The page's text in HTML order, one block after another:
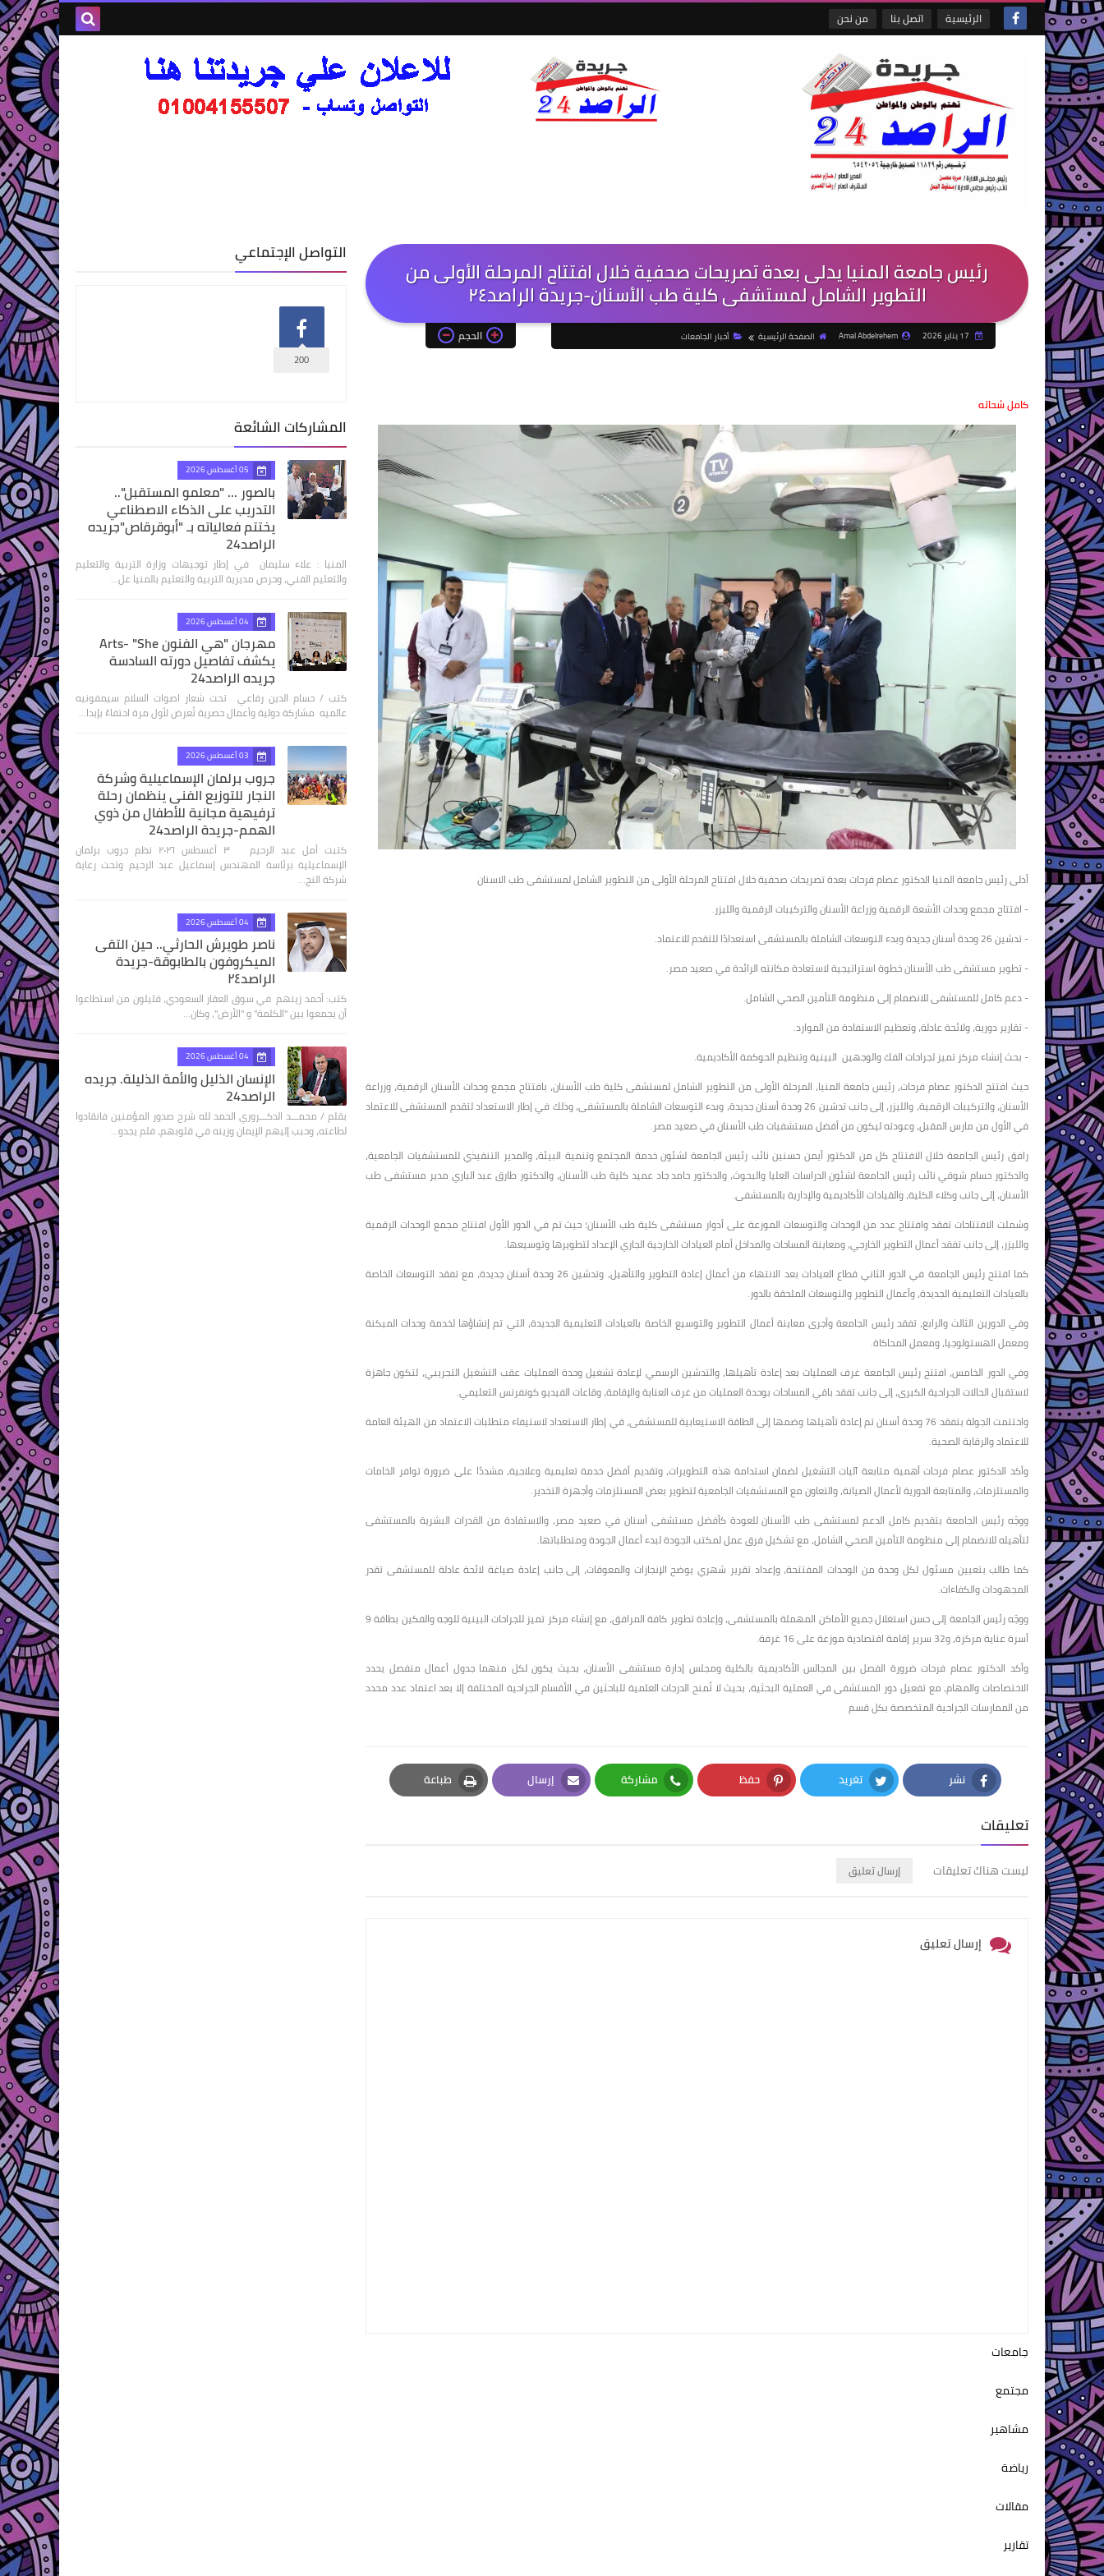
الرئيسية اتصل بنا من نحن
رئيس جامعة المنيا يدلى بعدة تصريحات صحفية خلال افتتاح المرحلة الأولى من
التطوير الشامل لمستشفى كلية طب الأسنان-جريدة الراصد٢٤
Amal Abdelrehem الصفحة الرئيسية أخبار الجامعات الحجم
كامل شحاته
أدلى رئيس جامعة المنيا الدكتور عصام فرحات بعدة تصريحات صحفية خلال افتتاح المرحلة الأولى من التطوير الشامل لمستشفى طب الاسنان
- افتتاح مجمع وحدات الأشعة الرقمية وزراعة الأسنان والتركيبات الرقمية والليزر.
- تدشين 26 وحدة أسنان جديدة وبدء التوسعات الشاملة بالمستشفى استعدادًا للتقدم للاعتماد.
- تطوير مستشفى طب الأسنان خطوة استراتيجية لاستعادة مكانته الرائدة في صعيد مصر.
- دعم كامل للمستشفى للانضمام إلى منظومة التأمين الصحي الشامل.
- تقارير دورية، ولائحة عادلة، وتعظيم الاستفادة من الموارد.
- بحث إنشاء مركز تميز لجراحات الفك والوجهين البينية وتنظيم الحوكمة الأكاديمية.
حيث افتتح الدكتور عصام فرحات، رئيس جامعة المنيا، المرحلة الأولى من التطوير الشامل لمستشفى كلية طب الأسنان، بافتتاح مجمع وحدات الأسنان الرقمية، وزراعة
الأسنان، والتركيبات الرقمية، والليزر، إلى جانب تدشين 26 وحدة أسنان جديدة، وبدء التوسعات الشاملة بالمستشفى، وذلك في إطار الاستعداد لتقدم المستشفى للاعتماد
في الأول من مارس المقبل، وعودته ليكون من أفضل مستشفيات طب الأسنان في صعيد مصر.
رافق رئيس الجامعة خلال الافتتاح كل من الدكتور أيمن حسنين نائب رئيس الجامعة لشئون خدمة المجتمع وتنمية البيئة، والمدير التنفيذي للمستشفيات الجامعية،
والدكتور حسام شوقي نائب رئيس الجامعة لشئون الدراسات العليا والبحوث، والدكتور حامد جاد عميد كلية طب الأسنان، والدكتور طارق عبد الباري مدير مستشفى طب
الأسنان، إلى جانب وكلاء الكلية، والقيادات الأكاديمية والإدارية بالمستشفى.
وشملت الافتتاحات تفقد وافتتاح عدد من الوحدات والتوسعات الموزعة على أدوار مستشفى كلية طب الأسنان؛ حيث تم في الدور الأول افتتاح مجمع الوحدات الرقمية
والليزر، إلى جانب تفقد أعمال التطوير الخارجي، ومعاينة المساحات والمداخل أمام العيادات الخارجية الجاري الإعداد لتطويرها وتوسيعها.
كما افتتح رئيس الجامعة في الدور الثاني قطاع العيادات بعد الانتهاء من أعمال إعادة التطوير والتأهيل، وتدشين 26 وحدة أسنان جديدة، مع تفقد التوسعات الخاصة
بالعيادات التعليمية الجديدة، وأعمال التطوير والتوسعات الملحقة بالدور.
وفي الدورين الثالث والرابع، تفقد رئيس الجامعة وأجرى معاينة أعمال التطوير والتوسيع الخاصة بالعيادات التعليمية الجديدة، التي تم إنشاؤها لخدمة وحدات الميكنة
ومعمل الهستولوجيا، ومعمل المحاكاة.
وفي الدور الخامس، افتتح رئيس الجامعة غرف العمليات بعد إعادة تأهيلها، والتدشين الرسمي لإعادة تشغيل وحدة العمليات عقب التشغيل التجريبي، لتكون جاهزة
لاستقبال الحالات الجراحية الكبرى، إلى جانب تفقد باقي المساحات بوحدة العمليات من غرف العناية والإقامة، وقاعات الفيديو كونفرنس التعليمي.
واختتمت الجولة بتفقد 76 وحدة أسنان تم إعادة تأهيلها وضمها إلى الطاقة الاستيعابية للمستشفى، في إطار الاستعداد لاستيفاء متطلبات الاعتماد من الهيئة العامة
للاعتماد والرقابة الصحية.
وأكد الدكتور عصام فرحات أهمية متابعة آليات التشغيل لضمان استدامة هذه التطويرات، وتقديم أفضل خدمة تعليمية وعلاجية، مشددًا على ضرورة توافر الخامات
والمستلزمات، والمتابعة الدورية لأعمال الصيانة، والتعاون مع المستشفيات الجامعية لتطوير بعض المستلزمات وأجهزة التخدير.
ووجّه رئيس الجامعة بتقديم كامل الدعم لمستشفى طب الأسنان للعودة كأفضل مستشفى أسنان في صعيد مصر، والاستفادة من القدرات البشرية بالمستشفى
لتأهيله للانضمام إلى منظومة التأمين الصحي الشامل، مع تشكيل فرق عمل لمكتب الجودة لبدء أعمال الجودة ومتطلباتها.
كما طالب بتعيين مسئول لكل وحدة من الوحدات المفتتحة، وإعداد تقرير شهري يوضح الإنجازات والمعوقات، إلى جانب إعادة صياغة لائحة عادلة للمستشفى تقدر
المجهودات والكفاءات.
ووجّه رئيس الجامعة إلى حسن استغلال جميع الأماكن المهملة بالمستشفى، وإعادة تطوير كافة المرافق، مع إنشاء مركز تميز للجراحات البينية للوجه والفكين بطاقة 9
أسرة عناية مركزة، و32 سرير إقامة اقتصادية موزعة على 16 غرفة.
وأكد الدكتور عصام فرحات ضرورة الفصل بين المجالس الأكاديمية بالكلية ومجلس إدارة مستشفى الأسنان، بحيث يكون لكل منهما جدول أعمال منفصل يحدد
الاختصاصات والمهام، مع تفعيل دور المستشفى في العملية البحثية، بحيث لا تُمنح الدرجات العلمية للباحثين في الأقسام الجراحية المختلفة إلا بعد اعتماد عدد محدد
من الممارسات الجراحية المتخصصة بكل قسم
نشر
Facebook
تغريد
Twitter
حفظ
Pinterest
مشاركة
Whatsapp
إرسال
Email
طباعة
Print
تعليقات
ليست هناك تعليقات إرسال تعليق
إرسال تعليق
جامعات
مجتمع
مشاهير
رياضة
مقالات
تقارير
التواصل الإجتماعي
200
المشاركات الشائعة
05 أغسطس 2026
بالصور ... "معلمو المستقبل"..
التدريب على الذكاء الاصطناعي
يختتم فعالياته بـ "أبوقرقاص"جريده
الراصد24
المنيا : علاء سليمان في إطار توجيهات وزارة التربية والتعليم
والتعليم الفني، وحرص مديرية التربية والتعليم بالمنيا عل…
04 أغسطس 2026
مهرجان "هي الفنون Arts- "She
يكشف تفاصيل دورته السادسة
جريده الراصد24
كتب / حسام الدين رفاعي تحت شعار اصوات السلام سيمفونيه
عالميه مشاركة دولية وأعمال حصرية تُعرض لأول مرة احتفاءً بإبدا…
03 أغسطس 2026
جروب برلمان الإسماعيلية وشركة
النجار للتوزيع الفنى ينظمان رحلة
ترفيهية مجانية للأطفال من ذوي
الهمم-جريدة الراصد24
كتبت أمل عبد الرحيم ٣ أغسطس ٢٠٢٦ نظم جروب برلمان
الإسماعيلية برئاسة المهندس إسماعيل عبد الرحيم وتحت رعاية
شركة النج…
04 أغسطس 2026
ناصر طويرش الحارثي.. حين التقى
الميكروفون بالطابوقة-جريدة
الراصد٢٤
كتب: أحمد زينهم في سوق العقار السعودي، قليلون من استطاعوا
أن يجمعوا بين "الكلمة" و "الأرض"، وكان…
04 أغسطس 2026
الإنسان الذليل والأمة الذليلة. جريده
الراصد24
بقلم / محمـــد الدكـــروري الحمد لله شرح صدور المؤمنين فانقادوا
لطاعته، وحبب إليهم الإيمان وزينه في قلوبهم، فلم يجدو…